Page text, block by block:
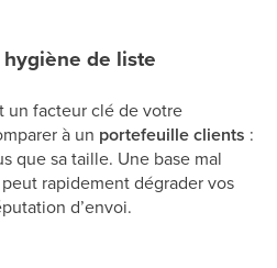
de liste
un facteur clé de votre
à un portefeuille clients :
que sa taille. Une base mal
rapidement dégrader vos
d’envoi.